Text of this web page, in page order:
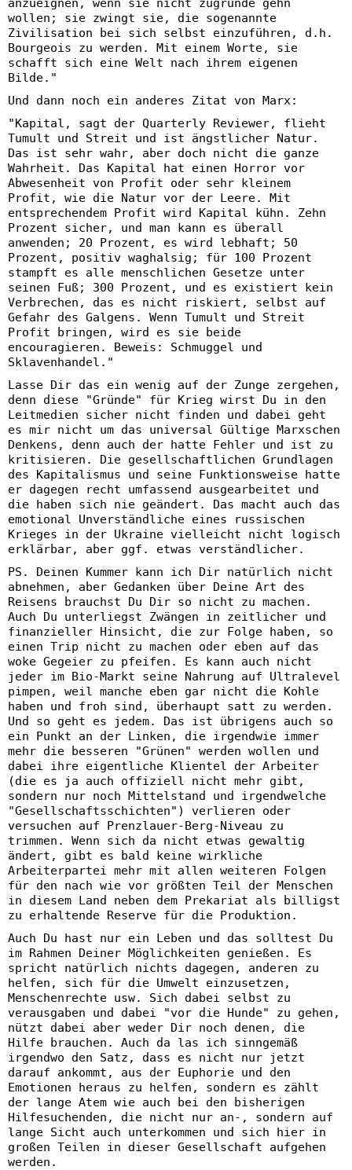
anzueignen, wenn sie nicht zugrunde gehn
wollen; sie zwingt sie, die sogenannte
Zivilisation bei sich selbst einzuführen, d.h.
Bourgeois zu werden. Mit einem Worte, sie
schafft sich eine Welt nach ihrem eigenen
Bilde."
Und dann noch ein anderes Zitat von Marx:
"Kapital, sagt der Quarterly Reviewer, flieht
Tumult und Streit und ist ängstlicher Natur.
Das ist sehr wahr, aber doch nicht die ganze
Wahrheit. Das Kapital hat einen Horror vor
Abwesenheit von Profit oder sehr kleinem
Profit, wie die Natur vor der Leere. Mit
entsprechendem Profit wird Kapital kühn. Zehn
Prozent sicher, und man kann es überall
anwenden; 20 Prozent, es wird lebhaft; 50
Prozent, positiv waghalsig; für 100 Prozent
stampft es alle menschlichen Gesetze unter
seinen Fuß; 300 Prozent, und es existiert kein
Verbrechen, das es nicht riskiert, selbst auf
Gefahr des Galgens. Wenn Tumult und Streit
Profit bringen, wird es sie beide
encouragieren. Beweis: Schmuggel und
Sklavenhandel."
Lasse Dir das ein wenig auf der Zunge zergehen,
denn diese "Gründe" für Krieg wirst Du in den
Leitmedien sicher nicht finden und dabei geht
es mir nicht um das universal Gültige Marxschen
Denkens, denn auch der hatte Fehler und ist zu
kritisieren. Die gesellschaftlichen Grundlagen
des Kapitalismus und seine Funktionsweise hatte
er dagegen recht umfassend ausgearbeitet und
die haben sich nie geändert. Das macht auch das
emotional Unverständliche eines russischen
Krieges in der Ukraine vielleicht nicht logisch
erklärbar, aber ggf. etwas verständlicher.
PS. Deinen Kummer kann ich Dir natürlich nicht
abnehmen, aber Gedanken über Deine Art des
Reisens brauchst Du Dir so nicht zu machen.
Auch Du unterliegst Zwängen in zeitlicher und
finanzieller Hinsicht, die zur Folge haben, so
einen Trip nicht zu machen oder eben auf das
woke Gegeier zu pfeifen. Es kann auch nicht
jeder im Bio-Markt seine Nahrung auf Ultralevel
pimpen, weil manche eben gar nicht die Kohle
haben und froh sind, überhaupt satt zu werden.
Und so geht es jedem. Das ist übrigens auch so
ein Punkt an der Linken, die irgendwie immer
mehr die besseren "Grünen" werden wollen und
dabei ihre eigentliche Klientel der Arbeiter
(die es ja auch offiziell nicht mehr gibt,
sondern nur noch Mittelstand und irgendwelche
"Gesellschaftsschichten") verlieren oder
versuchen auf Prenzlauer-Berg-Niveau zu
trimmen. Wenn sich da nicht etwas gewaltig
ändert, gibt es bald keine wirkliche
Arbeiterpartei mehr mit allen weiteren Folgen
für den nach wie vor größten Teil der Menschen
in diesem Land neben dem Prekariat als billigst
zu erhaltende Reserve für die Produktion.
Auch Du hast nur ein Leben und das solltest Du
im Rahmen Deiner Möglichkeiten genießen. Es
spricht natürlich nichts dagegen, anderen zu
helfen, sich für die Umwelt einzusetzen,
Menschenrechte usw. Sich dabei selbst zu
verausgaben und dabei "vor die Hunde" zu gehen,
nützt dabei aber weder Dir noch denen, die
Hilfe brauchen. Auch da las ich sinngemäß
irgendwo den Satz, dass es nicht nur jetzt
darauf ankommt, aus der Euphorie und den
Emotionen heraus zu helfen, sondern es zählt
der lange Atem wie auch bei den bisherigen
Hilfesuchenden, die nicht nur an-, sondern auf
lange Sicht auch unterkommen und sich hier in
großen Teilen in dieser Gesellschaft aufgehen
werden.